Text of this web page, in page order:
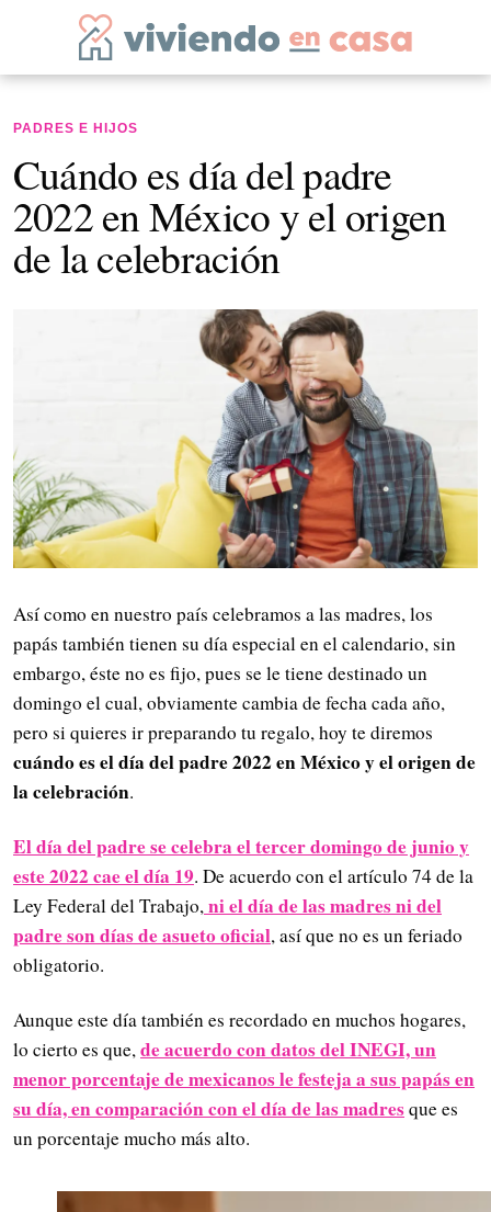
PADRES E HIJOS
Cuándo es día del padre
2022 en México y el origen
de la celebración
Así como en nuestro país celebramos a las madres, los
papás también tienen su día especial en el calendario, sin
embargo, éste no es fijo, pues se le tiene destinado un
domingo el cual, obviamente cambia de fecha cada año,
pero si quieres ir preparando tu regalo, hoy te diremos
cuándo es el día del padre 2022 en México y el origen de
la celebración.
El día del padre se celebra el tercer domingo de junio y
este 2022 cae el día 19. De acuerdo con el artículo 74 de la
Ley Federal del Trabajo,ni el día de las madres ni del
padre son días de asueto oficial, así que no es un feriado
obligatorio.
Aunque este día también es recordado en muchos hogares,
lo cierto es que,de acuerdo con datos del INEGI, un
menor porcentaje de mexicanos le festeja a sus papás en
su día, en comparación con el día de las madresque es
un porcentaje mucho más alto.